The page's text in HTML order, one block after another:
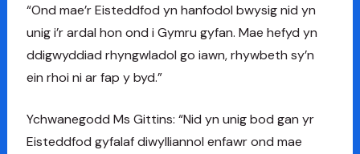
“Ond mae’r Eisteddfod yn hanfodol bwysig nid yn
unig i’r ardal hon ond i Gymru gyfan. Mae hefyd yn
ddigwyddiad rhyngwladol go iawn, rhywbeth sy’n
ein rhoi ni ar fap y byd.”
Ychwanegodd Ms Gittins: “Nid yn unig bod gan yr
Eisteddfod gyfalaf diwylliannol enfawr ond mae